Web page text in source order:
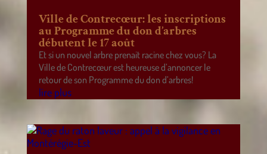
Ville de Contrecœur: les inscriptions
au Programme du don d’arbres
débutent le 17 août
Et si un nouvel arbre prenait racine chez vous? La
Ville de Contrecœur est heureuse d’annoncer le
retour de son Programme du don d’arbres!
lire plus